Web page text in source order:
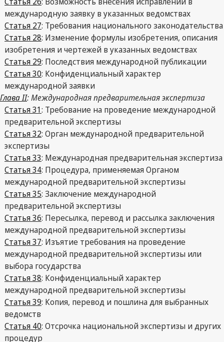
международную заявку в указанных ведомствах
Статья 27: Требования национального законодательства
Статья 28: Изменение формулы изобретения, описания
изобретения и чертежей в указанных ведомствах
Статья 29: Последствия международной публикации
Статья 30: Конфиденциальный характер
международной заявки
Глава II: Международная предварительная экспертиза
Статья 31: Требование на проведение международной
предварительной экспертизы
Статья 32: Орган международной предварительной
экспертизы
Статья 33: Международная предварительная экспертиза
Статья 34: Процедура, применяемая Органом
международной предварительной экспертизы
Статья 35: Заключение международной
предварительной экспертизы
Статья 36: Пересылка, перевод и рассылка заключения
международной предварительной экспертизы
Статья 37: Изъятие требования на проведение
международной предварительной экспертизы или
выбора государства
Статья 38: Конфиденциальный характер
международной предварительной экспертизы
Статья 39: Копия, перевод и пошлина для выбранных
ведомств
Статья 40: Отсрочка национальной экспертизы и других
процедур